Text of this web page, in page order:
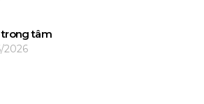
trong tâm
2026